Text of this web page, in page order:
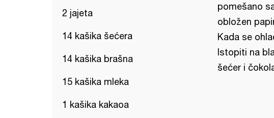
2 jajeta
14 kašika šećera
14 kašika brašna
15 kašika mleka
1 kašika kakaoa
pomešano
obložen
Kada se
Istopiti na
šećer i